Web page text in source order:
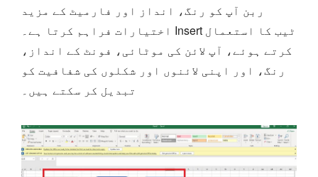
ربن آپ کو رنگ، انداز اور فارمیٹ کے مزید
اختیارات فراہم کرتا ہے۔ Insert ٹیب کا استعمال
کرتے ہوئے، آپ لائن کی موٹائی، فونٹ کے انداز،
رنگ، اور اپنی لائنوں اور شکلوں کی شفافیت کو
تبدیل کر سکتے ہیں۔